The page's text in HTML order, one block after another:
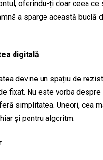
oferindu-ți doar ceea
a sparge această buclă
digitală
devine un spațiu de
fixat. Nu este vorba
simplitatea. Uneori, cea
și pentru algoritm.